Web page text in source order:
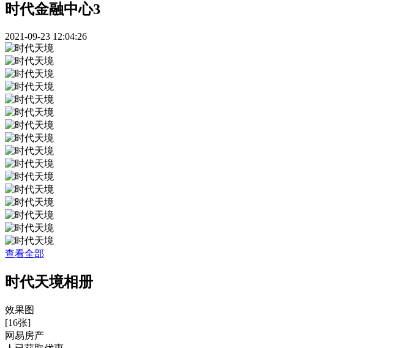
时代金融中心3
2021-09-23 12:04:26
查看全部
时代天境相册
效果图
[16张]
网易房产